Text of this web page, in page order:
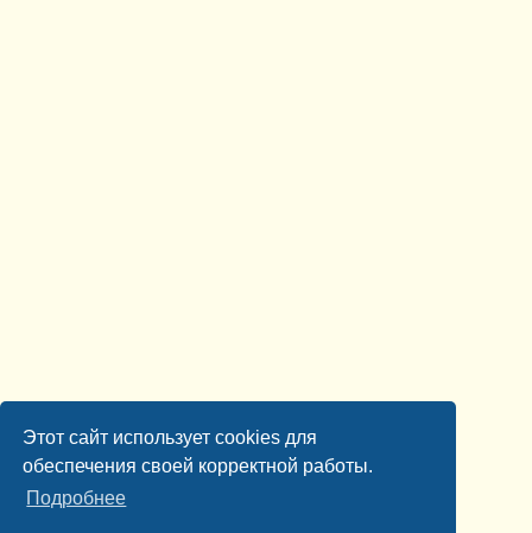
Этот сайт использует cookies для
обеспечения своей корректной работы.
Подробнее